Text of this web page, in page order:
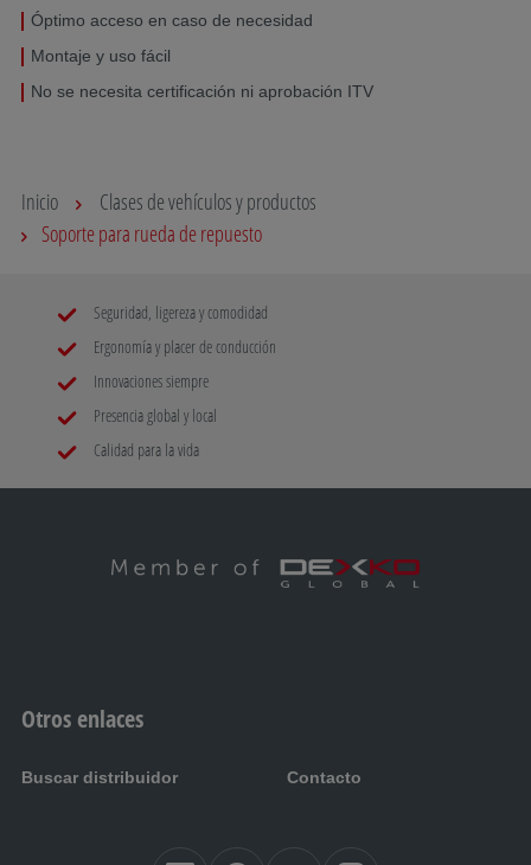
Óptimo acceso en caso de necesidad
Montaje y uso fácil
No se necesita certificación ni aprobación ITV
Inicio
Clases de vehículos y productos
Soporte para rueda de repuesto
Seguridad, ligereza y comodidad
Ergonomía y placer de conducción
Innovaciones siempre
Presencia global y local
Calidad para la vida
Otros enlaces
Buscar distribuidor Contacto